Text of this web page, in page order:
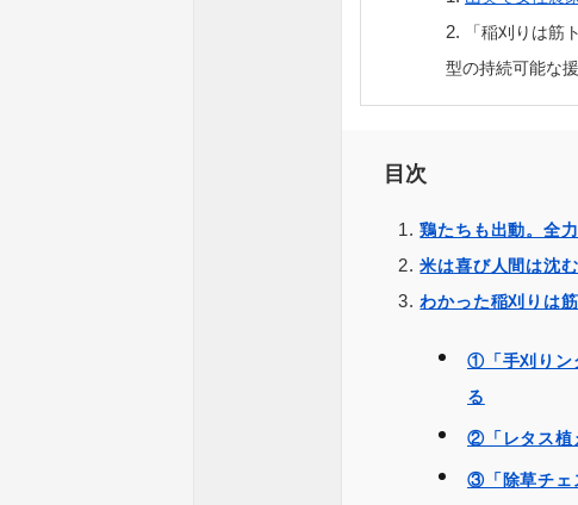
「稲刈りは筋
型の持続可能な
目次
鶏たちも出動。全
米は喜び人間は沈
わかった稲刈りは
①「手刈りン
る
②「レタス植
③「除草チェ